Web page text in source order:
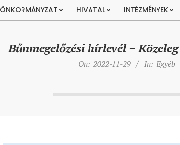
Primary
ÖNKORMÁNYZAT HIVATAL INTÉZMÉNYEK
Bűnmegelőzési hírlevél –
On: 2022-11-29 In: Egyéb